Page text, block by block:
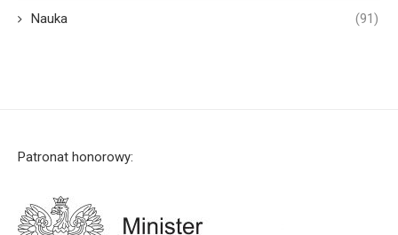
Nauka (91)
Patronat honorowy: